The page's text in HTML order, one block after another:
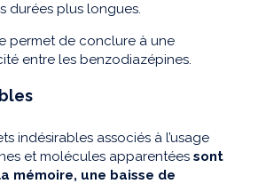
durées plus longues.
permet de conclure à une
entre les benzodiazépines.
indésirables associés à l’usage
et molécules apparentées sont
mémoire, une baisse de